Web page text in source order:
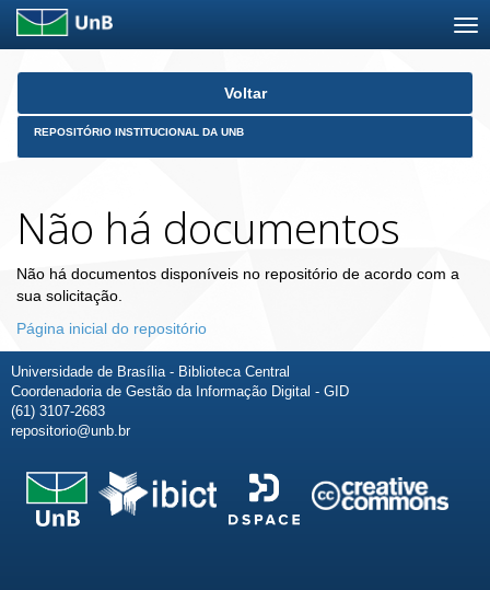
Skip
Voltar
REPOSITÓRIO INSTITUCIONAL DA UNB
Não há documentos
Não há documentos disponíveis no repositório de acordo com a
sua solicitação.
Página inicial do repositório
Universidade de Brasília - Biblioteca Central
Coordenadoria de Gestão da Informação Digital - GID
(61) 3107-2683
repositorio@unb.br